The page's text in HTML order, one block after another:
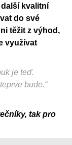
kvalitní
do své
těžit z výhod,
využívat
je teď.
bude.“
tak pro